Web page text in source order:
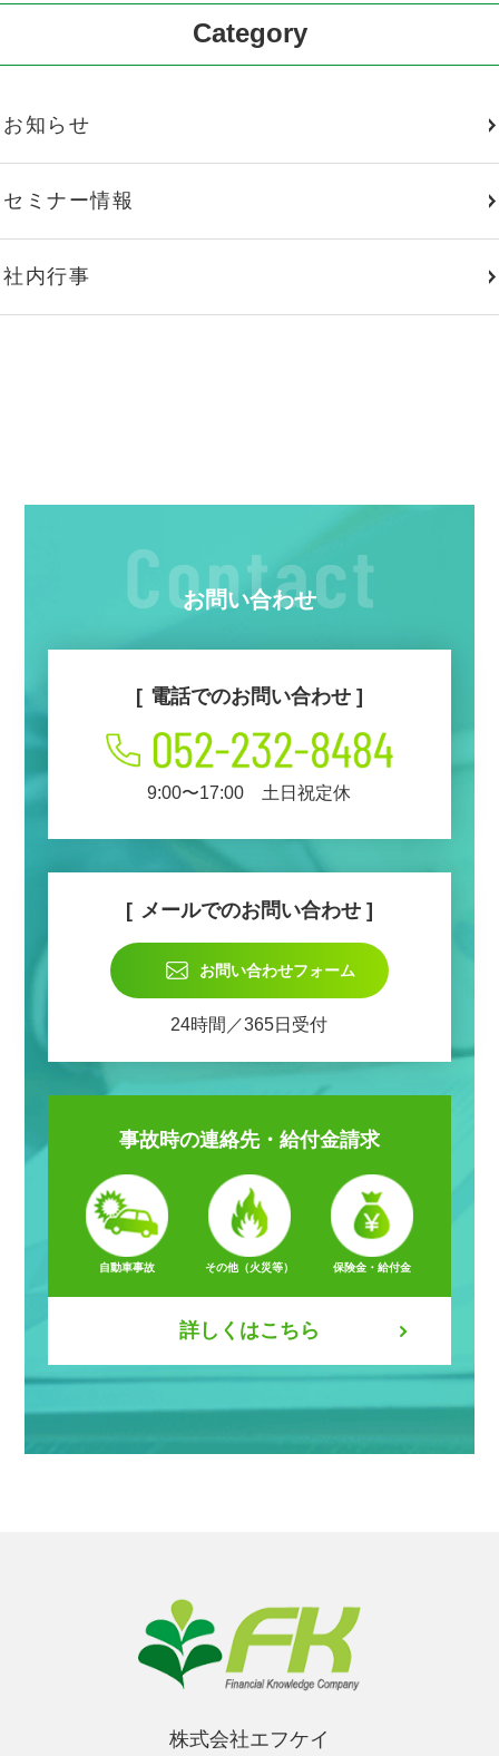
Category
お知らせ
セミナー情報
社内行事
お問い合わせ
電話でのお問い合わせ
9:00〜17:00 土日祝定休
メールでのお問い合わせ
お問い合わせフォーム
24時間／365日受付
事故時の連絡先・給付金請求
自動車事故 その他（火災等） 保険金・給付金
詳しくはこちら
株式会社エフケイ